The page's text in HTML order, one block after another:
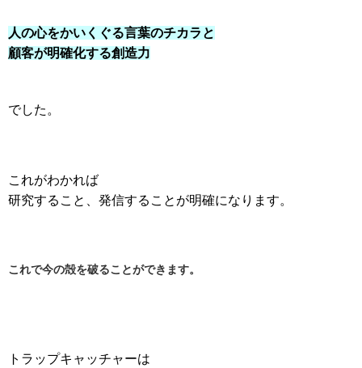
人の心をかいくぐる言葉のチカラと
顧客が明確化する創造力
でした。
これがわかれば
研究すること、発信することが明確になります。
これで今の殻を破ることができます。
トラップキャッチャーは